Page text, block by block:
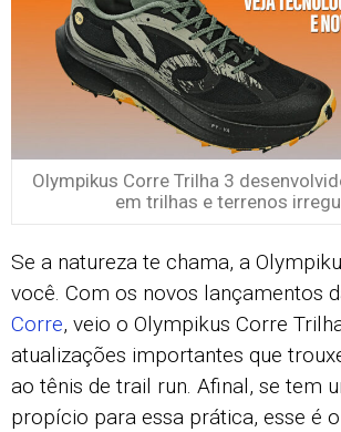
Olympikus Corre Trilha 3
em trilhas e terrenos
Se a natureza te chama, a
você. Com os novos lançamentos
Corre, veio o Olympikus Corre
atualizações importantes que
ao tênis de trail run. Afinal, se tem
propício para essa prática, esse é